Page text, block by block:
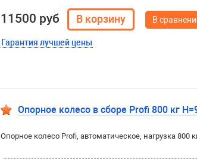
11500 руб
Гарантия лучшей цены
В
Опорное колесо в сборе Profi 800 кг
Опорное колесо Profi, автоматическое, нагрузка 800